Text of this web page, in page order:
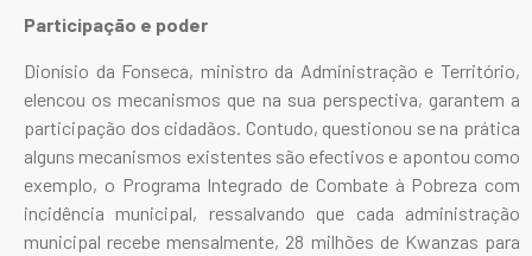
Participação e poder
Dionísio da Fonseca, ministro da Administração e Território,
elencou os mecanismos que na sua perspectiva, garantem a
participação dos cidadãos. Contudo, questionou se na prática
alguns mecanismos existentes são efectivos e apontou como
exemplo, o Programa Integrado de Combate à Pobreza com
incidência municipal, ressalvando que cada administração
municipal recebe mensalmente, 28 milhões de Kwanzas para